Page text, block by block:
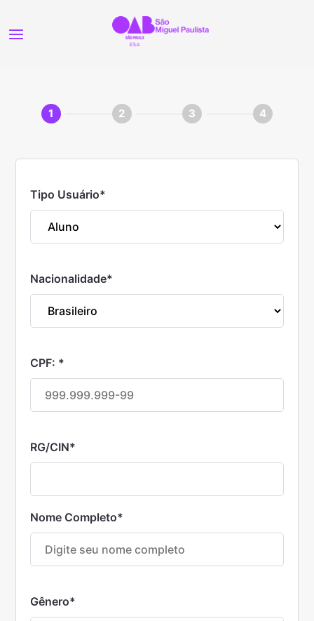
1 2 3 4
Tipo Usuário*
Nacionalidade*
CPF: *
RG/CIN*
Nome Completo*
Gênero*